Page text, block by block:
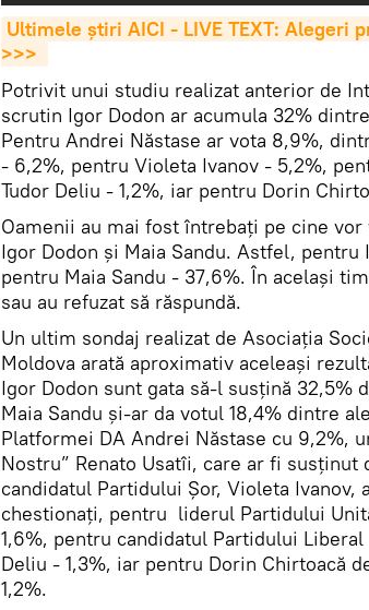
Ultimele știri AICI - LIVE TEXT: Alegeri
>>>
Potrivit unui studiu realizat anterior de
scrutin Igor Dodon ar acumula 32%
Pentru Andrei Năstase ar vota 8,9%,
- 6,2%, pentru Violeta Ivanov - 5,2%,
Tudor Deliu - 1,2%, iar pentru Dorin
Oamenii au mai fost întrebați pe cine
Igor Dodon și Maia Sandu. Astfel,
pentru Maia Sandu - 37,6%. În același
sau au refuzat să răspundă.
Un ultim sondaj realizat de Asociația
Moldova arată aproximativ aceleași
Igor Dodon sunt gata să-l susțină 32,5%
Maia Sandu și-ar da votul 18,4% dintre
Platformei DA Andrei Năstase cu 9,2%,
Nostru” Renato Usatîi, care ar fi
candidatul Partidului Șor, Violeta
chestionați, pentru liderul Partidului
1,6%, pentru candidatul Partidului
Deliu - 1,3%, iar pentru Dorin Chirtoacă
1,2%.